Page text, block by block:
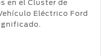
en el Cluster de
Eléctrico Ford